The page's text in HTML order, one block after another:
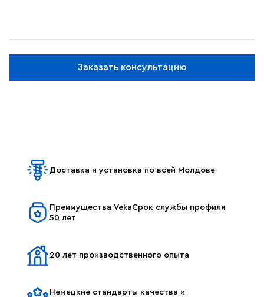
Заказать консультацию
Доставка и установка по всей Молдове
Преимущества VekaСрок службы профиля
50 лет
20 лет производственного опыта
Немецкие стандарты качества и